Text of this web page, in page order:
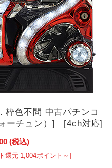
枠色不問 中古パチンコ
ーチュン）] [4ch対応]
(税込)
還元 1,004ポイント～]